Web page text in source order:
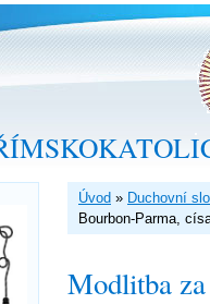
Úvod » Duchovní
Bourbon-Parma,
Modlitba